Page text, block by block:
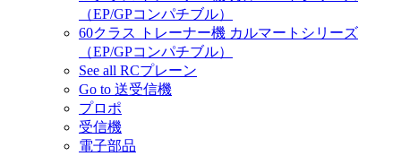
（EP/GPコンパチブル）
60クラス トレーナー機 カルマートシリーズ
（EP/GPコンパチブル）
See all RCプレーン
Go to 送受信機
プロポ
受信機
電子部品